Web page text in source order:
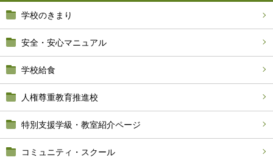
学校のきまり
安全・安心マニュアル
学校給食
人権尊重教育推進校
特別支援学級・教室紹介ページ
コミュニティ・スクール